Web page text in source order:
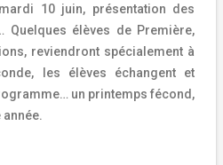
10 juin, présentation des
Quelques élèves de Première,
reviendront spécialement à
les élèves échangent et
un printemps fécond,